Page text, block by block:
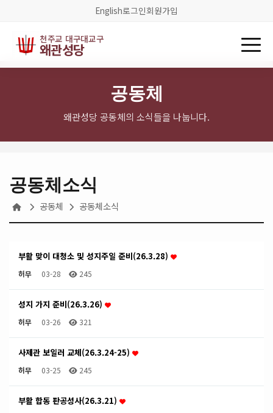
English로그인회원가입
천주교 대구대교구
왜관성당
공동체
왜관성당 공동체의 소식들을 나눕니다.
공동체소식
공동체 공동체소식
부활 맞이 대청소 및 성지주일 준비(26.3.28)
허무 03-28 245
성지 가지 준비(26.3.26)
허무 03-26 321
사제관 보일러 교체(26.3.24-25)
허무 03-25 245
부활 합동 판공성사(26.3.21)